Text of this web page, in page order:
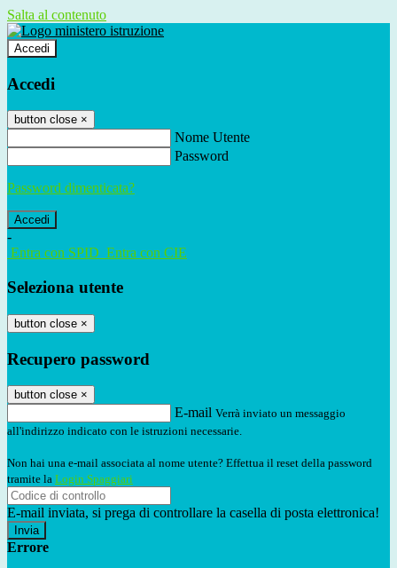
Salta al contenuto
Accedi
Accedi
button close ×
Nome Utente
Password
Password dimenticata?
-
Entra con SPID Entra con CIE
Seleziona utente
button close ×
Recupero password
button close ×
E-mail Verrà inviato un messaggio
all'indirizzo indicato con le istruzioni necessarie.
Non hai una e-mail associata al nome utente? Effettua il reset della password
tramite la Login Spaggiari
E-mail inviata, si prega di controllare la casella di posta elettronica!
Errore